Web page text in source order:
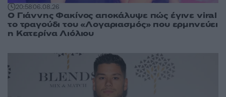
20:5806.08.26
Ο Γιάννης Φακίνος αποκάλυψε πώς έγινε viral
το τραγούδι του «Λογαριασμός» που ερμηνεύει
η Κατερίνα Λιόλιου